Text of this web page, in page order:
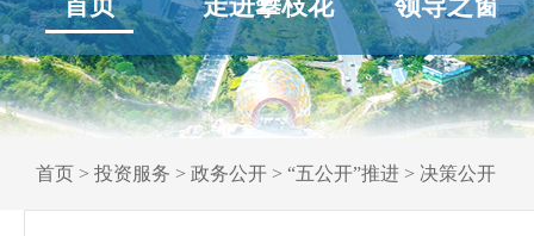
首页 > 投资服务 > 政务公开 > “五公开”推进 > 决策公开